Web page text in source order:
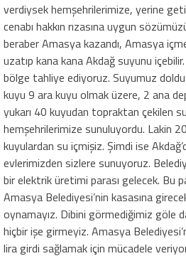
verdiysek hemşehrilerimize, yerine
cenabı hakkın rızasına uygun
beraber Amasya kazandı, Amasya
uzatıp kana kana Akdağ suyunu
bölge tahliye ediyoruz. Suyumuz
kuyu 9 ara kuyu olmak üzere, 2 ana
yukarı 40 kuyudan topraktan çekilen
hemşehrilerimize sunuluyordu. Lakin
kuyulardan su içmişiz. Şimdi ise
evlerimizden sizlere sunuyoruz.
bir elektrik üretimi parası gelecek. Bu
Amasya Belediyesi’nin kasasına
oynamayız. Dibini görmediğimiz göle
hiçbir işe girmeyiz. Amasya
lira girdi sağlamak için mücadele